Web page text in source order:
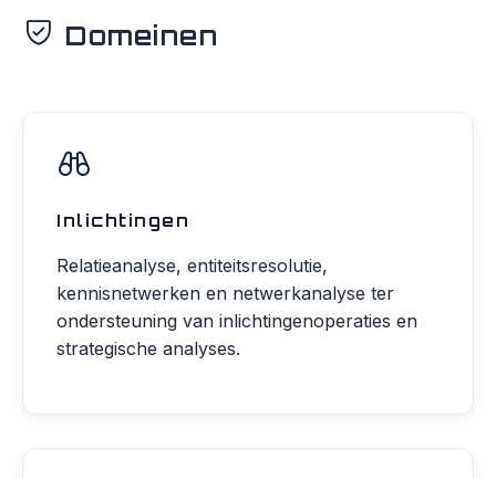
Domeinen
Inlichtingen
Relatieanalyse, entiteitsresolutie,
kennisnetwerken en netwerkanalyse ter
ondersteuning van inlichtingenoperaties en
strategische analyses.